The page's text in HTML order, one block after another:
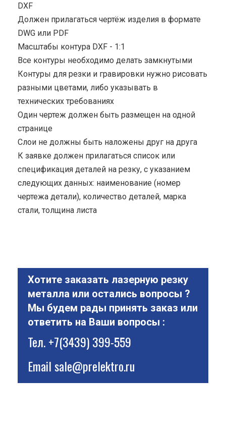
DXF
Должен прилагаться чертёж изделия в формате
DWG или PDF
Масштабы контура DXF - 1:1
Все контуры необходимо делать замкнутыми
Контуры для резки и гравировки нужно рисовать
разными цветами, либо указывать в
технических требованиях
Один чертеж должен быть размещен на одной
странице
Cлои не должны быть наложены друг на друга
К заявке должен прилагаться список или
спецификация деталей на резку, с указанием
следующих данных: наименование (номер
чертежа детали), количество деталей, марка
стали, толщина листа
Хотите заказать лазерную резку
металла или остались вопросы ?
Мы будем рады принять заказ или
ответить на Ваши вопросы :
Тел.+7(3439) 399-559
Emailsale@prelektro.ru